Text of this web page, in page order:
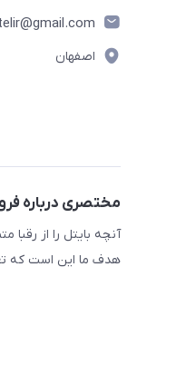
اصفهان
مختصری درباره
آنچه بایتل را از
هدف ما این است که